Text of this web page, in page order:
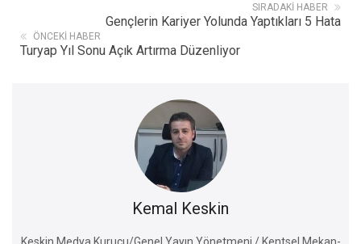
SIRADAKI HABER
Gençlerin Kariyer Yolunda Yaptıkları 5 Hata
ÖNCEKI HABER
Turyap Yıl Sonu Açık Artırma Düzenliyor
Kemal Keskin
Keskin Medya Kurucu/Genel Yayın Yönetmeni / Kentsel Mekan-